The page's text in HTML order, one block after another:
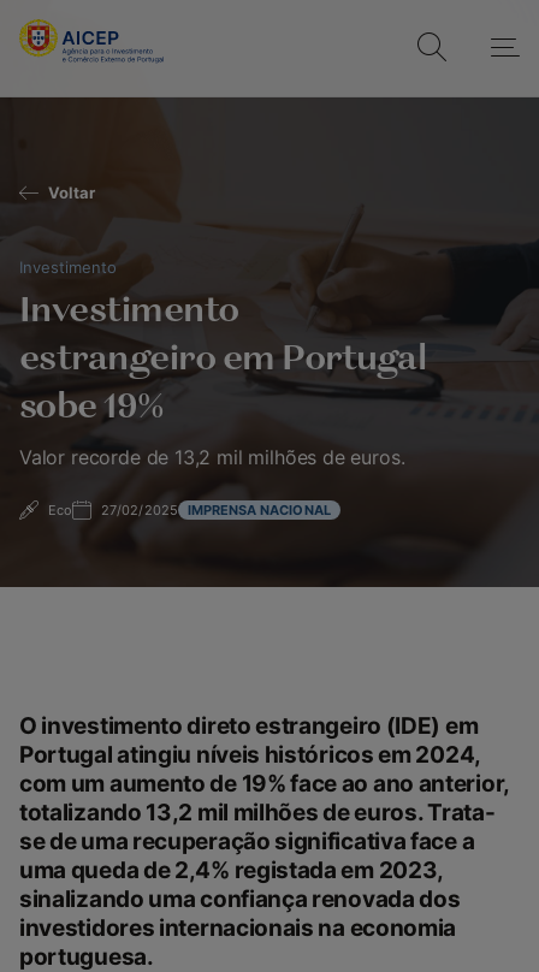
Voltar
Investimento
Investimento
estrangeiro em Portugal
sobe 19%
Valor recorde de 13,2 mil milhões de euros.
Eco 27/02/2025 IMPRENSA NACIONAL
O investimento direto estrangeiro (IDE) em
Portugal atingiu níveis históricos em 2024,
com um aumento de 19% face ao ano anterior,
totalizando 13,2 mil milhões de euros. Trata-
se de uma recuperação significativa face a
uma queda de 2,4% registada em 2023,
sinalizando umaconfiança renovada dos
investidores internacionais na economia
portuguesa.